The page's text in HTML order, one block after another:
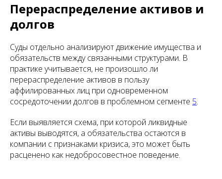
Перераспределение активов и
долгов
Суды отдельно анализируют движение имущества и
обязательств между связанными структурами. В
практике учитывается, не произошло ли
перераспределение активов в пользу
аффилированных лиц при одновременном
сосредоточении долгов в проблемном сегменте 5.
Если выявляется схема, при которой ликвидные
активы выводятся, а обязательства остаются в
компании с признаками кризиса, это может быть
расценено как недобросовестное поведение.